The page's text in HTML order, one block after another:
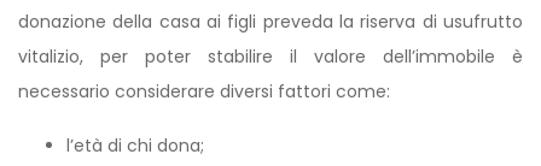
donazione della casa ai figli preveda la riserva di usufrutto
vitalizio, per poter stabilire il valore dell’immobile è
necessario considerare diversi fattori come:
l’età di chi dona;